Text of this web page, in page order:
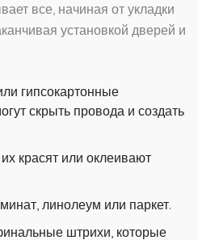
все, начиная от укладки
установкой дверей и
гипсокартонные
скрыть провода и создать
красят или оклеивают
линолеум или паркет.
штрихи, которые